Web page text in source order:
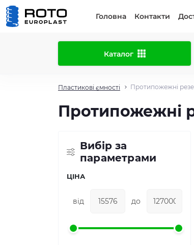
Головна Контакти
Каталог
Пластикові ємності Протипожежні
Протипожежні
Вибір за
параметрами
ЦІНА
від до